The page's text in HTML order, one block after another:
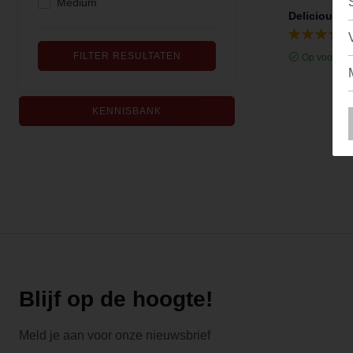
FILTER RESULTATEN
KENNISBANK
Delicious
Op
Blijf op de hoogte!
Meld je aan voor onze nieuwsbrief